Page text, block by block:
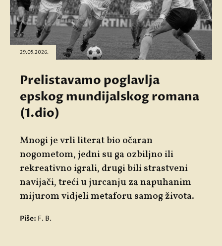
29.05.2026.
Prelistavamo poglavlja
epskog mundijalskog romana
(1.dio)
Mnogi je vrli literat bio očaran
nogometom, jedni su ga ozbiljno ili
rekreativno igrali, drugi bili strastveni
navijači, treći u jurcanju za napuhanim
mijurom vidjeli metaforu samog života.
Piše: F. B.